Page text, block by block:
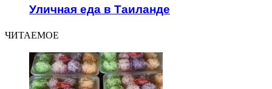
Уличная еда в Таиланде
ЧИТАЕМОЕ